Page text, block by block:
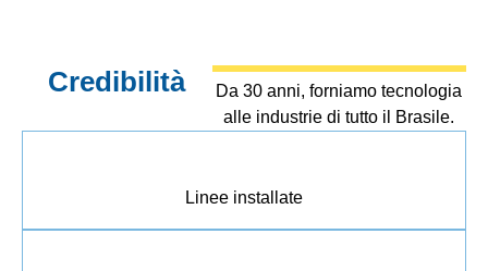
Credibilità
Da 30 anni, forniamo tecnologia
alle industrie di tutto il Brasile.
Linee installate